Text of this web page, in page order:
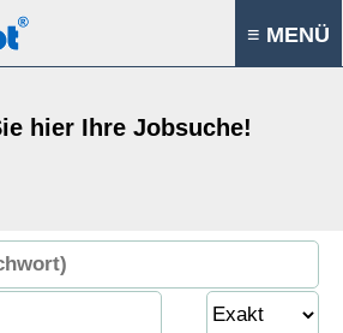
≡ MENÜ
hier Ihre Jobsuche!